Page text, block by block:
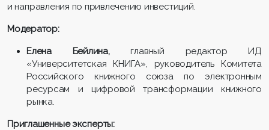
и направления по привлечению инвестиций.
Модератор:
Елена Бейлина,главный редактор ИД
«Университетская КНИГА», руководитель Комитета
Российского книжного союза по электронным
ресурсам и цифровой трансформации книжного
рынка.
Приглашенные эксперты: